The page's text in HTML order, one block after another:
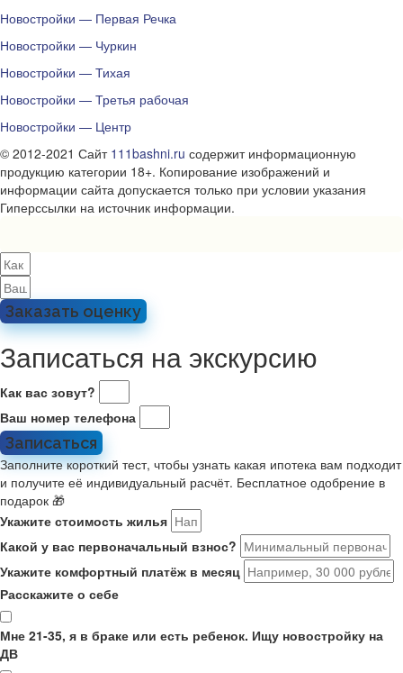
Новостройки — Первая Речка
Новостройки — Чуркин
Новостройки — Тихая
Новостройки — Третья рабочая
Новостройки — Центр
© 2012-2021 Сайт 111bashni.ru содержит информационную
продукцию категории 18+. Копирование изображений и
информации сайта допускается только при условии указания
Гиперссылки на источник информации.
Заказать оценку
Записаться на экскурсию
Как вас зовут?
Ваш номер телефона
Записаться
Заполните короткий тест, чтобы узнать какая ипотека вам подходит
и получите её индивидуальный расчёт. Бесплатное одобрение в
подарок 🎁
Укажите стоимость жилья
Какой у вас первоначальный взнос?
Укажите комфортный платёж в месяц
Расскажите о себе
Мне 21-35, я в браке или есть ребенок. Ищу новостройку на
ДВ